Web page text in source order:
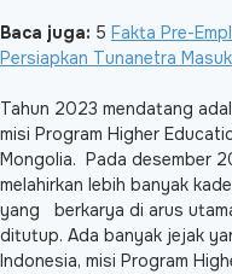
Baca juga: 5 Fakta Pre-
Persiapkan Tunanetra
Tahun 2023 mendatang
misi Program Higher
Mongolia. Pada desember
melahirkan lebih banyak
yang berkarya di arus
ditutup. Ada banyak jejak
Indonesia, misi Program